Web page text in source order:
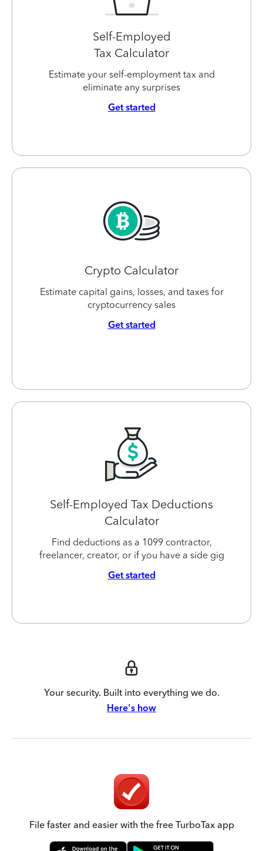
Self-Employed
Tax Calculator
Estimate your self-employment tax and
eliminate any surprises
Get started
Crypto Calculator
Estimate capital gains, losses, and taxes for
cryptocurrency sales
Get started
Self-Employed Tax Deductions
Calculator
Find deductions as a 1099 contractor,
freelancer, creator, or if you have a side gig
Get started
Your security. Built into everything we do.
Here's how
File faster and easier with the free TurboTax app